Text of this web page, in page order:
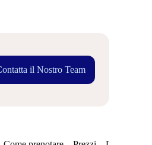
il Nostro Team